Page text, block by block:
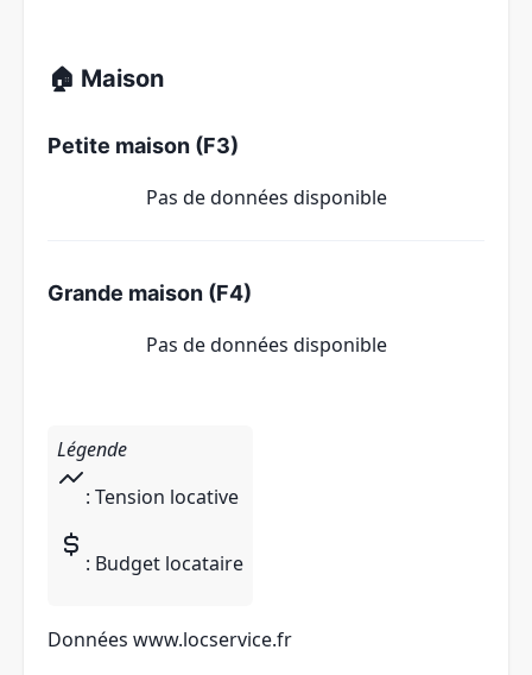
🏠 Maison
Petite maison (F3)
Pas de données disponible
Grande maison (F4)
Pas de données disponible
Légende
: Tension locative
: Budget locataire
Données www.locservice.fr